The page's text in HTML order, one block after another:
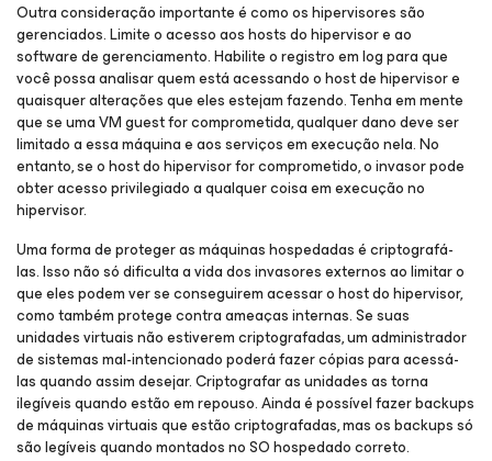
Outra consideração importante é como os hipervisores são
gerenciados. Limite o acesso aos hosts do hipervisor e ao
software de gerenciamento. Habilite o registro em log para que
você possa analisar quem está acessando o host de hipervisor e
quaisquer alterações que eles estejam fazendo. Tenha em mente
que se uma VM guest for comprometida, qualquer dano deve ser
limitado a essa máquina e aos serviços em execução nela. No
entanto, se o host do hipervisor for comprometido, o invasor pode
obter acesso privilegiado a qualquer coisa em execução no
hipervisor.
Uma forma de proteger as máquinas hospedadas é criptografá-
las. Isso não só dificulta a vida dos invasores externos ao limitar o
que eles podem ver se conseguirem acessar o host do hipervisor,
como também protege contra ameaças internas. Se suas
unidades virtuais não estiverem criptografadas, um administrador
de sistemas mal-intencionado poderá fazer cópias para acessá-
las quando assim desejar. Criptografar as unidades as torna
ilegíveis quando estão em repouso. Ainda é possível fazer backups
de máquinas virtuais que estão criptografadas, mas os backups só
são legíveis quando montados no SO hospedado correto.